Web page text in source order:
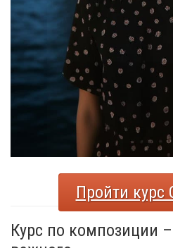
Пройти курс
Курс по композиции